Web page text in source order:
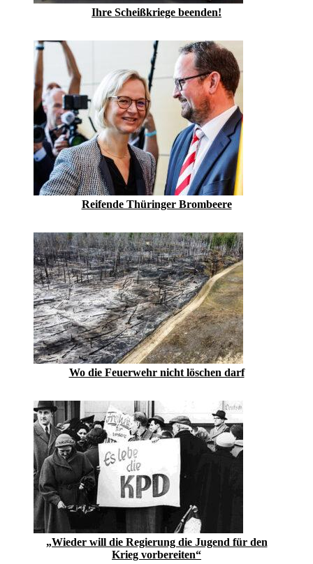
Ihre Scheißkriege beenden!
Reifende Thüringer Brombeere
Wo die Feuerwehr nicht löschen darf
„Wieder will die Regierung die Jugend für den
Krieg vorbereiten“